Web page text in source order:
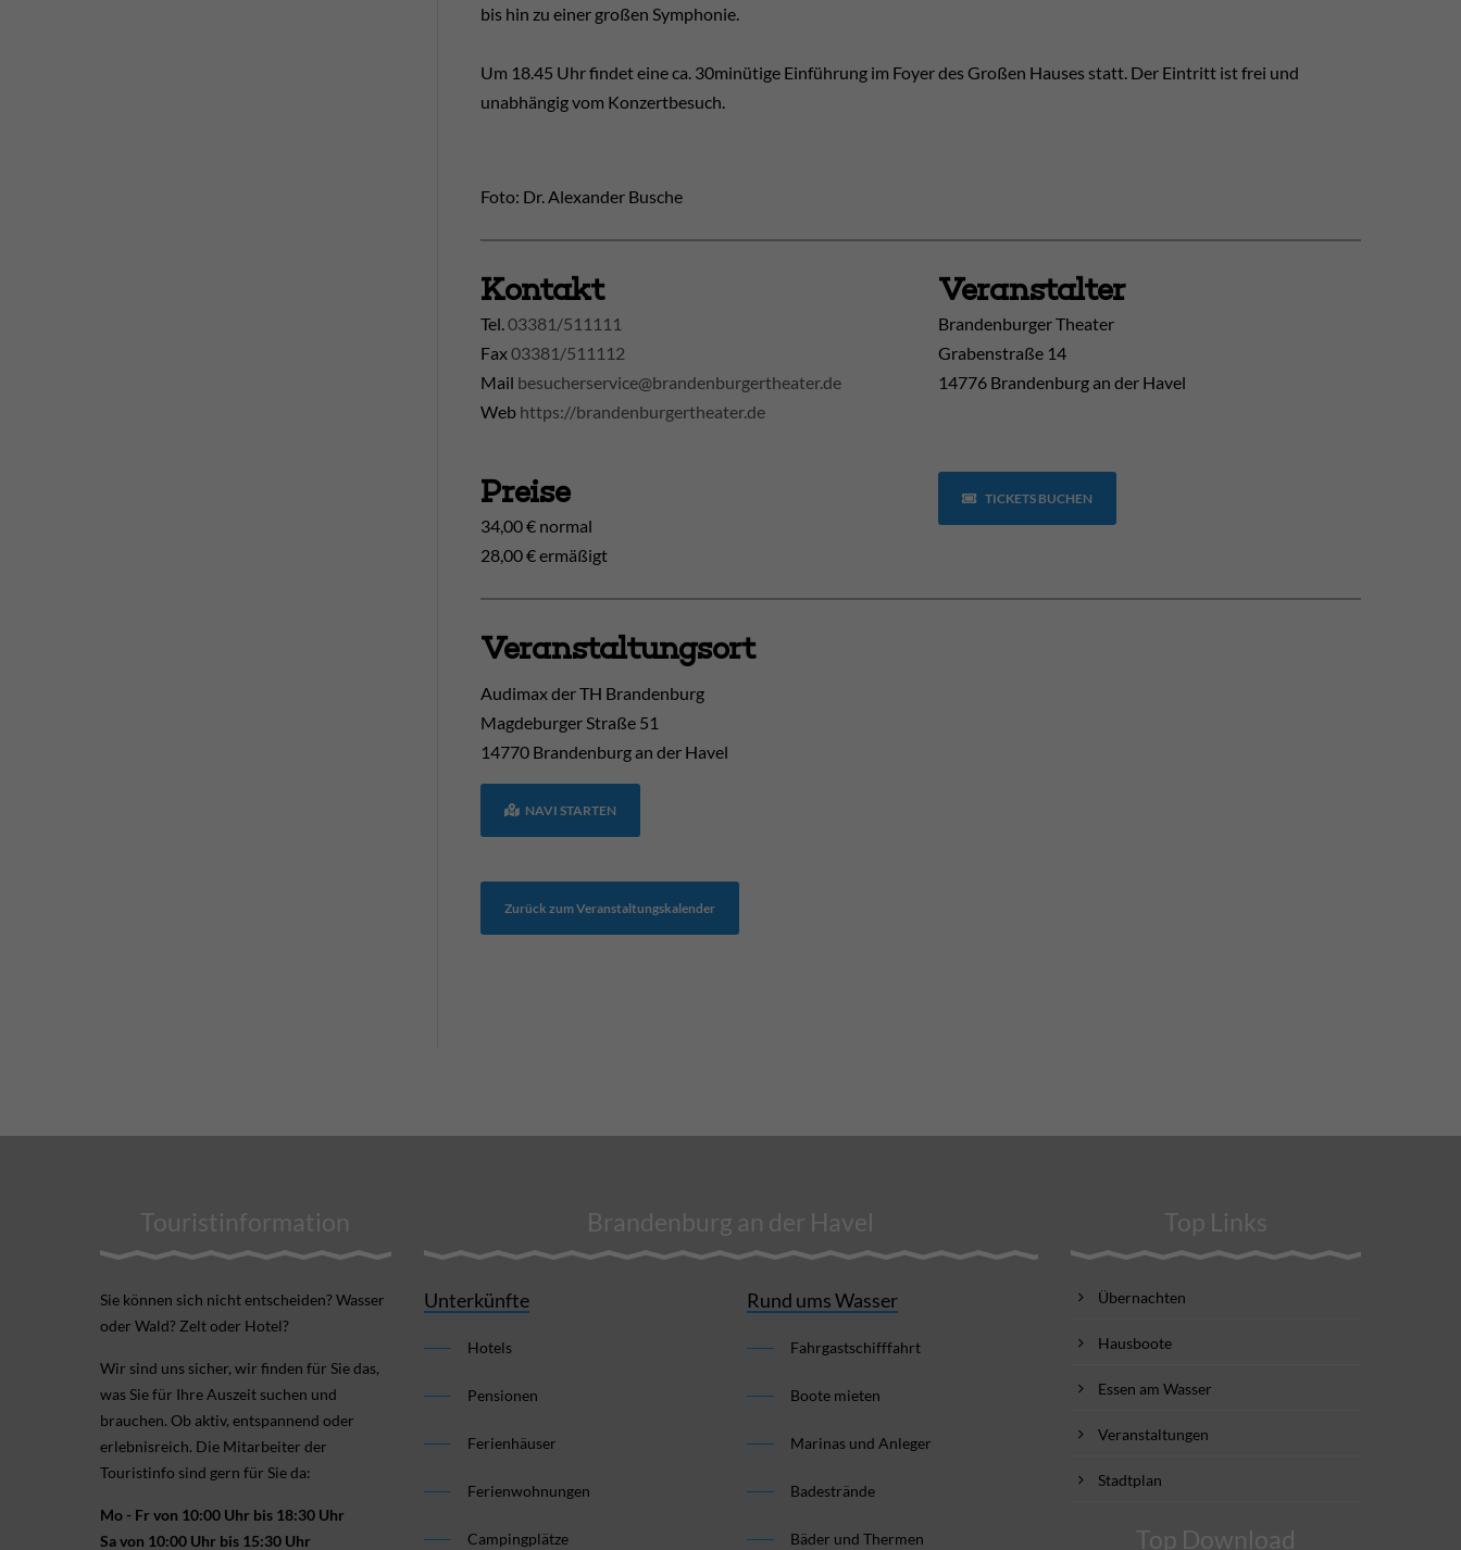
bis hin zu einer großen Symphonie.
Um 18.45 Uhr findet eine ca. 30minütige Einführung im Foyer des Großen Hauses statt. Der Eintritt ist frei und
unabhängig vom Konzertbesuch.
Foto: Dr. Alexander Busche
Kontakt
Tel. 03381/511111
Fax03381/511112
Mail besucherservice@brandenburgertheater.de
Web https://brandenburgertheater.de
Veranstalter
Brandenburger Theater
Grabenstraße 14
14776 Brandenburg an der Havel
Preise
34,00 € normal
28,00 € ermäßigt
TICKETS BUCHEN
Veranstaltungsort
Audimax der TH Brandenburg
Magdeburger Straße 51
14770 Brandenburg an der Havel
NAVI STARTEN
Zurück zum Veranstaltungskalender
Touristinformation
Sie können sich nicht ent­scheiden? Wasser
oder Wald? Zelt oder Hotel?
Wir sind uns sicher, wir finden für Sie das,
was Sie für Ihre Aus­zeit suchen und
brauchen. Ob aktiv, ent­spannend oder
erlebnis­reich. Die Mitarbeiter der
Touristinfo sind gern für Sie da:
Mo - Fr von 10:00 Uhr bis 18:30 Uhr
Sa von 10:00 Uhr bis 15:30 Uhr
Brandenburg an der Havel
Unterkünfte
Hotels
Pensionen
Ferienhäuser
Ferienwohnungen
Campingplätze
Rund ums Wasser
Fahrgastschifffahrt
Boote mieten
Marinas und Anleger
Badestrände
Bäder und Thermen
Top Links
Übernachten
Hausboote
Essen am Wasser
Veranstaltungen
Stadtplan
Top Download